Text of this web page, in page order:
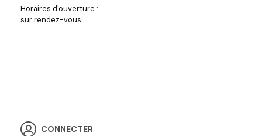
Horaires d'ouverture :
sur rendez-vous
CONNECTER